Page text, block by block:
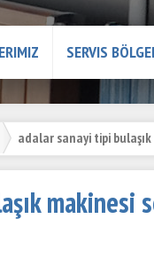
SERVIS
adalar sanayi tipi bulaşık
makinesi